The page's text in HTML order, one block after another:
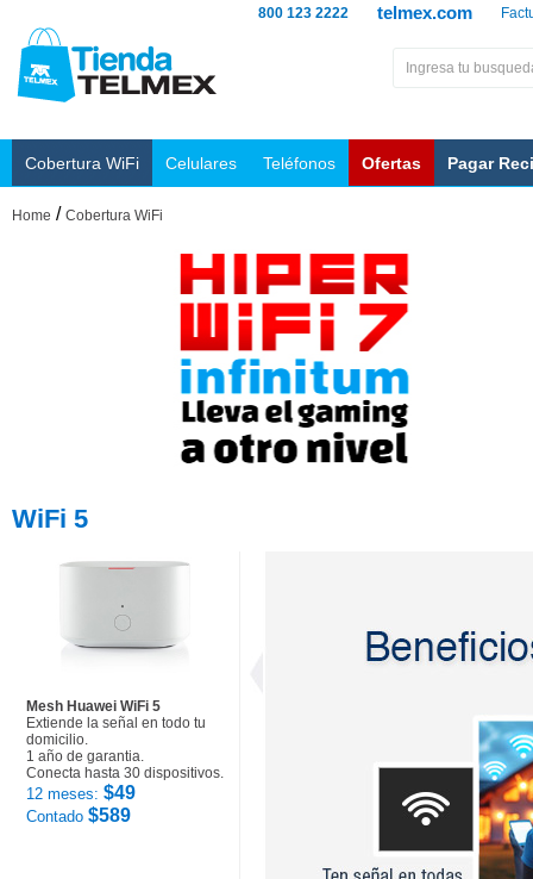
telmex.com
800 123 2222
Cobertura WiFi Celulares Teléfonos Ofertas Pagar
Home / Cobertura WiFi
WiFi 5
Mesh Huawei WiFi 5
Extiende la señal en todo tu
domicilio.
1 año de garantia.
Conecta hasta 30 dispositivos.
12 meses: $49
Contado $589